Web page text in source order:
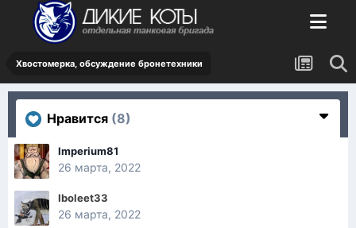
Хвостомерка, обсуждение бронетехники
Нравится (8)
Imperium81
26 марта, 2022
Iboleet33
26 марта, 2022